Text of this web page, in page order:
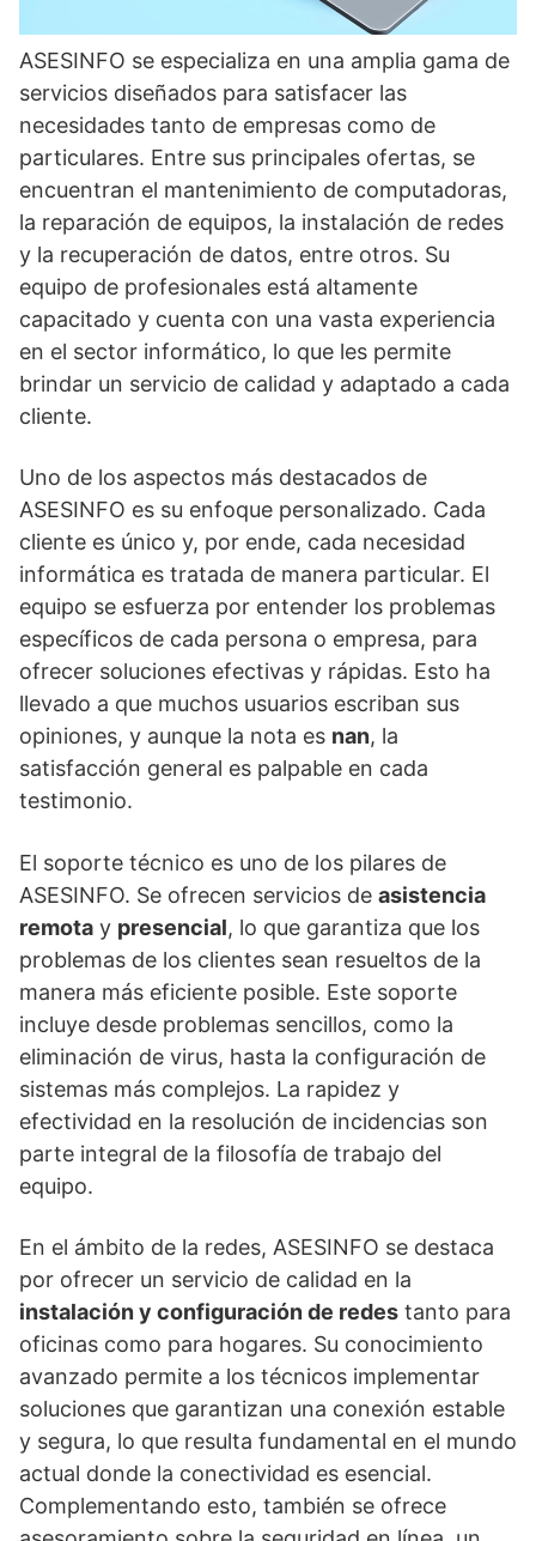
ASESINFO se especializa en una amplia gama de
servicios diseñados para satisfacer las
necesidades tanto de empresas como de
particulares. Entre sus principales ofertas, se
encuentran el mantenimiento de computadoras,
la reparación de equipos, la instalación de redes
y la recuperación de datos, entre otros. Su
equipo de profesionales está altamente
capacitado y cuenta con una vasta experiencia
en el sector informático, lo que les permite
brindar un servicio de calidad y adaptado a cada
cliente.
Uno de los aspectos más destacados de
ASESINFO es su enfoque personalizado. Cada
cliente es único y, por ende, cada necesidad
informática es tratada de manera particular. El
equipo se esfuerza por entender los problemas
específicos de cada persona o empresa, para
ofrecer soluciones efectivas y rápidas. Esto ha
llevado a que muchos usuarios escriban sus
opiniones, y aunque la nota es nan, la
satisfacción general es palpable en cada
testimonio.
El soporte técnico es uno de los pilares de
ASESINFO. Se ofrecen servicios de asistencia
remota y presencial, lo que garantiza que los
problemas de los clientes sean resueltos de la
manera más eficiente posible. Este soporte
incluye desde problemas sencillos, como la
eliminación de virus, hasta la configuración de
sistemas más complejos. La rapidez y
efectividad en la resolución de incidencias son
parte integral de la filosofía de trabajo del
equipo.
En el ámbito de la redes, ASESINFO se destaca
por ofrecer un servicio de calidad en la
instalación y configuración de redes tanto para
oficinas como para hogares. Su conocimiento
avanzado permite a los técnicos implementar
soluciones que garantizan una conexión estable
y segura, lo que resulta fundamental en el mundo
actual donde la conectividad es esencial.
Complementando esto, también se ofrece